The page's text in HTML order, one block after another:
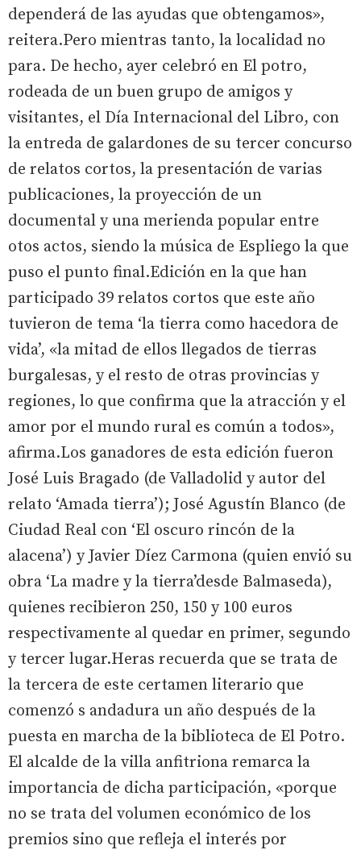
dependerá de las ayudas que obtengamos»,
reitera.Pero mientras tanto, la localidad no
para. De hecho, ayer celebró en El potro,
rodeada de un buen grupo de amigos y
visitantes, el Día Internacional del Libro, con
la entreda de galardones de su tercer concurso
de relatos cortos, la presentación de varias
publicaciones, la proyección de un
documental y una merienda popular entre
otos actos, siendo la música de Espliego la que
puso el punto final.Edición en la que han
participado 39 relatos cortos que este año
tuvieron de tema ‘la tierra como hacedora de
vida’, «la mitad de ellos llegados de tierras
burgalesas, y el resto de otras provincias y
regiones, lo que confirma que la atracción y el
amor por el mundo rural es común a todos»,
afirma.Los ganadores de esta edición fueron
José Luis Bragado (de Valladolid y autor del
relato ‘Amada tierra’); José Agustín Blanco (de
Ciudad Real con ‘El oscuro rincón de la
alacena’) y Javier Díez Carmona (quien envió su
obra ‘La madre y la tierra’desde Balmaseda),
quienes recibieron 250, 150 y 100 euros
respectivamente al quedar en primer, segundo
y tercer lugar.Heras recuerda que se trata de
la tercera de este certamen literario que
comenzó s andadura un año después de la
puesta en marcha de la biblioteca de El Potro.
El alcalde de la villa anfitriona remarca la
importancia de dicha participación, «porque
no se trata del volumen económico de los
premios sino que refleja el interés por